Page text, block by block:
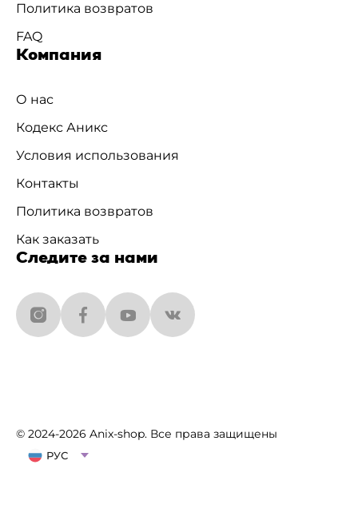
Политика возвратов
FAQ
Компания
О нас
Кодекс Аникс
Условия использования
Контакты
Политика возвратов
Как заказать
Следите за нами
© 2024-2026 Anix-shop. Все права защищены
РУС